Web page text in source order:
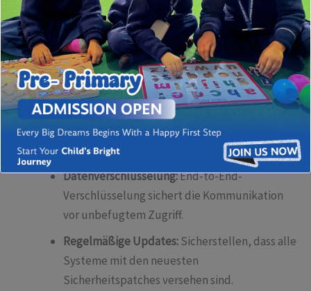
Benutzererfahrung, um Nutzer nicht durch
komplizierte Anmeldeprozesse abzuschrecken.
Wichtige Aspekte der Online-Sicherheit
Authentifizierung:Mehrstufige Verfahren wie
Zwei-Faktor-Authentifizierung erhöhen die
Sicherheit.
Datenverschlüsselung:End-to-End-
Verschlüsselung sichert die Kommunikation
vor unbefugtem Zugriff.
Regelmäßige Updates:Sicherstellen, dass alle
Systeme mit den neuesten
Sicherheitspatches versehen sind.